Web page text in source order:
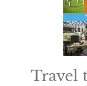
Travel